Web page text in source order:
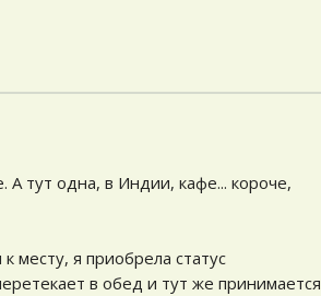
тут одна, в Индии, кафе... короче,
месту, я приобрела статус
в обед и тут же принимается